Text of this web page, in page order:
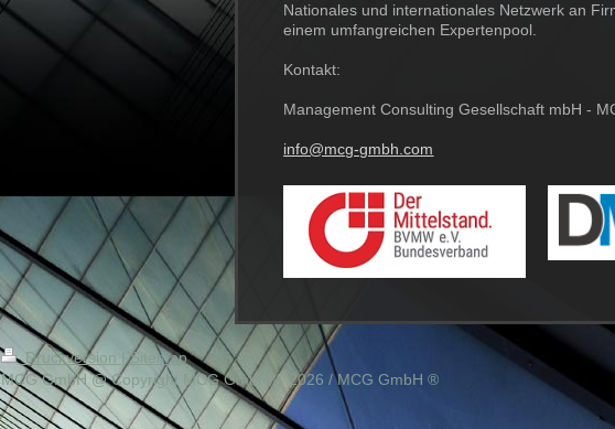
Nationales und internationales Netzwerk an
einem umfangreichen Expertenpool.
Kontakt:
Management Consulting Gesellschaft mbH -
info@mcg-gmbh.com
Druckversion
Sitemap
MCG GmbH @ Copyright MCG GmbH ® 2026 / MCG GmbH ®